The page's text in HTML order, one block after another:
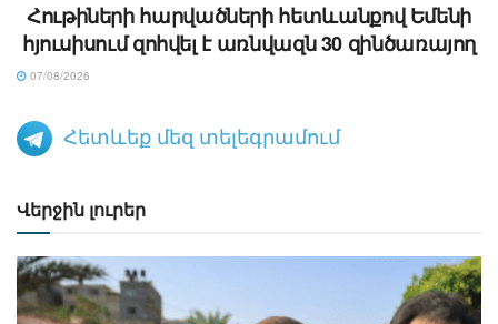
Հութիների հարվածների հետևանքով Եմենի
հյուսիսում զոհվել է առնվազն 30 զինծառայող
07/08/2026
Հետևեք մեզ տելեգրամում
Վերջին լուրեր